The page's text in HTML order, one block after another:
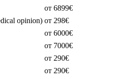
от 6899€
opinion) от 298€
от 6000€
от 7000€
от 290€
от 290€